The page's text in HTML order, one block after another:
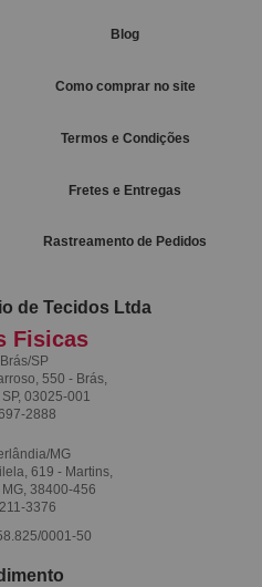
Blog
Como comprar no site
Termos e Condições
Fretes e Entregas
Rastreamento de Pedidos
de Tecidos Ltda
Fisicas
SP
550 - Brás,
03025-001
2888
MG
619 - Martins,
38400-456
3376
0001-50